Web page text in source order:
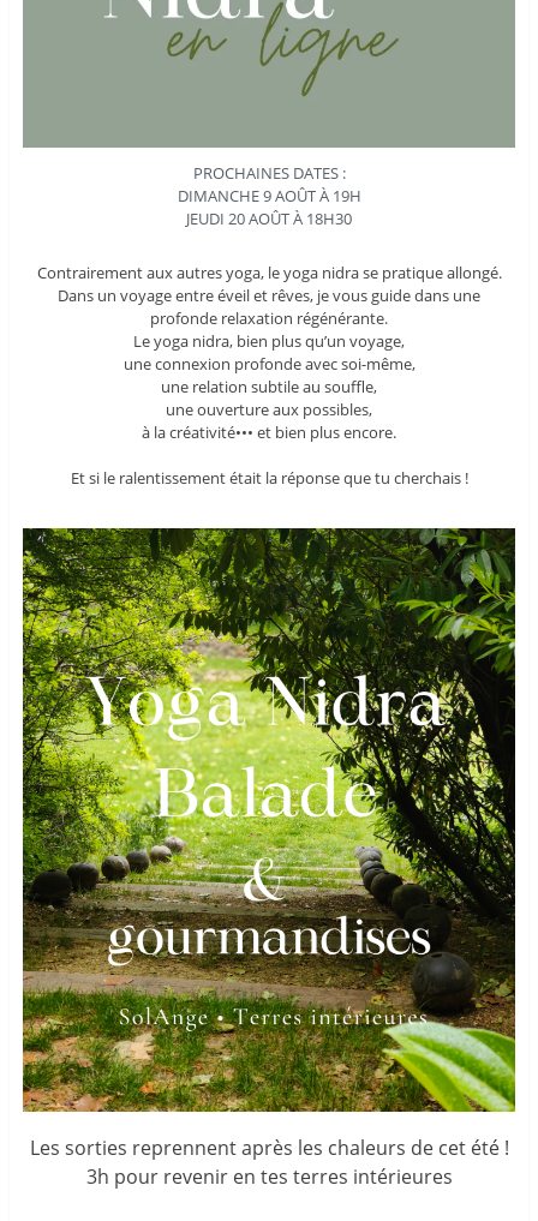
PROCHAINES DATES :
DIMANCHE 9 AOÛT À 19H
JEUDI 20 AOÛT À 18H30
Contrairement aux autres yoga, le yoga nidra se pratique allongé.
Dans un voyage entre éveil et rêves, je vous guide dans une
profonde relaxation régénérante.
Le yoga nidra, bien plus qu’un voyage,
une connexion profonde avec soi-même,
une relation subtile au souffle,
une ouverture aux possibles,
à la créativité••• et bien plus encore.
Et si le ralentissement était la réponse que tu cherchais !
Les sorties reprennent après les chaleurs de cet été !
3h pour revenir en tes terres intérieures